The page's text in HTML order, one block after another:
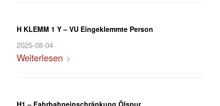
H KLEMM 1 Y – VU Eingeklemmte Person
2025-08-04
Weiterlesen
H1 – Fahrbahneinschränkung Ölspur